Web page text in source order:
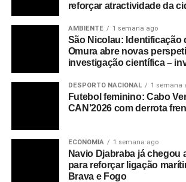
reforçar atractividade da
AMBIENTE 1 semana ago
São Nicolau: Identificação
Omura abre novas
investigação científica –
DESPORTO NACIONAL 1 semana
Futebol feminino: Cabo
CAN’2026 com derrota
ECONOMIA 1 semana ago
Navio Djabraba já chegou
para reforçar ligação
Brava e Fogo